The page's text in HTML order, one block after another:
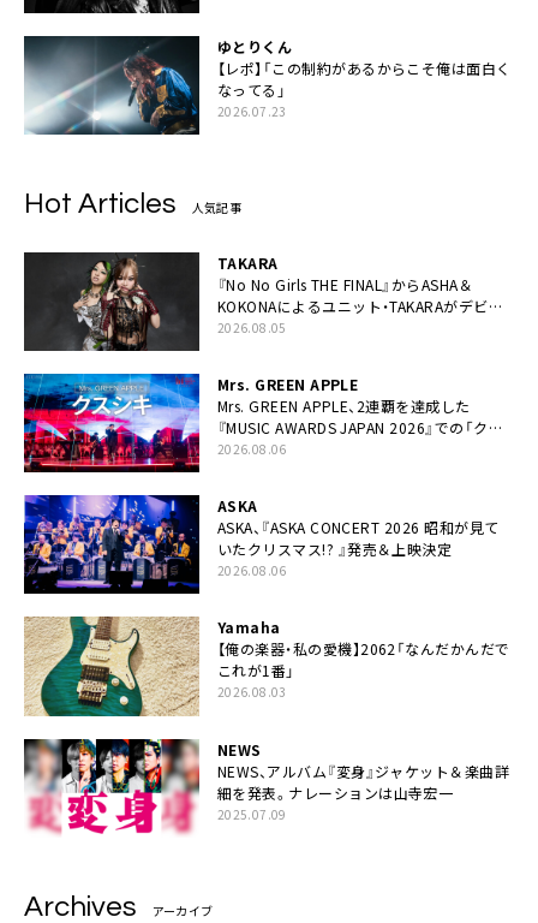
ゆとりくん
【レポ】「この制約があるからこそ俺は面白く
なってる」
2026.07.23
Hot Articles 人気記事
TAKARA
『No No Girls THE FINAL』からASHA＆
KOKONAによるユニット・TAKARAがデビュ
ー
2026.08.05
Mrs. GREEN APPLE
Mrs. GREEN APPLE、2連覇を達成した
『MUSIC AWARDS JAPAN 2026』での「クス
シキ」ライブパフォーマンスをYouTube公開
2026.08.06
ASKA
ASKA、『ASKA CONCERT 2026 昭和が見て
いたクリスマス!? 』発売＆上映決定
2026.08.06
Yamaha
【俺の楽器・私の愛機】2062「なんだかんだで
これが1番」
2026.08.03
NEWS
NEWS、アルバム『変身』ジャケット＆楽曲詳
細を発表。ナレーションは⼭寺宏⼀
2025.07.09
Archives アーカイブ